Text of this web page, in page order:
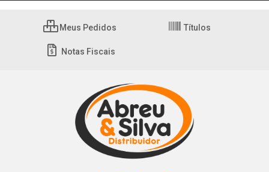
Meus Pedidos Títulos
Notas Fiscais